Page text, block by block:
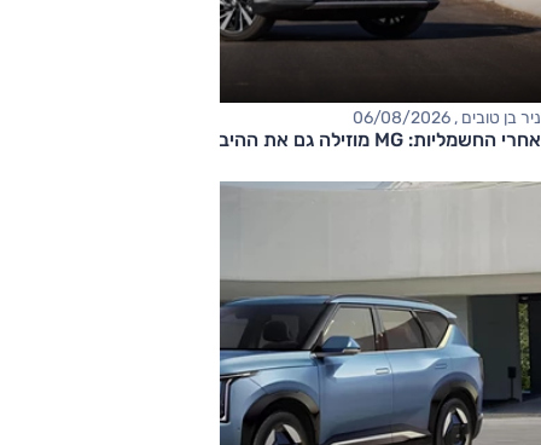
ניר בן טובים , 06/08/2026
אחרי החשמליות: MG מוזילה גם את ההיברידיות